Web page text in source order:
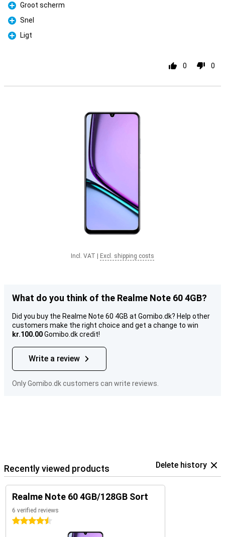
Pro
Groot scherm
Pro
Snel
Pro
Ligt
0 0
Incl. VAT Excl. shipping costs
What do you think of the Realme Note 60 4GB?
Did you buy the Realme Note 60 4GB at Gomibo.dk? Help other
customers make the right choice and get a change to win
kr.100.00Gomibo.dk credit!
Write a review
Only Gomibo.dk customers can write reviews.
Recently viewed products Delete history
Realme Note 60 4GB/128GB Sort
6 verified reviews
4.5 stars